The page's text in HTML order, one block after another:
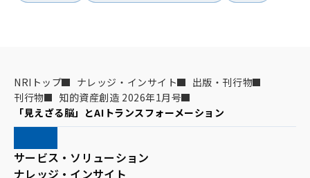
NRIトップ ナレッジ・インサイト
出版・刊行物
刊行物
知的資産創造 2026年1月号
「見えざる脳」とAIトランスフォーメーション
サービス・ソリューション
ナレッジ・インサイト